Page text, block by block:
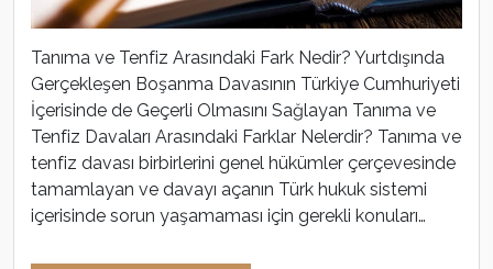
Tanıma ve Tenfiz Arasındaki Fark Nedir? Yurtdışında
Gerçekleşen Boşanma Davasının Türkiye Cumhuriyeti
İçerisinde de Geçerli Olmasını Sağlayan Tanıma ve
Tenfiz Davaları Arasındaki Farklar Nelerdir? Tanıma ve
tenfiz davası birbirlerini genel hükümler çerçevesinde
tamamlayan ve davayı açanın Türk hukuk sistemi
içerisinde sorun yaşamaması için gerekli konuları…